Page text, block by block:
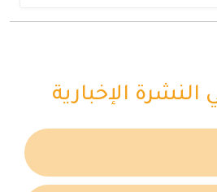
النشرة الإخبارية